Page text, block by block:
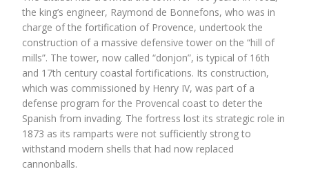
the king’s engineer, Raymond de Bonnefons, who was in
charge of the fortification of Provence, undertook the
construction of a massive defensive tower on the “hill of
mills”. The tower, now called “donjon”, is typical of 16th
and 17th century coastal fortifications. Its construction,
which was commissioned by Henry IV, was part of a
defense program for the Provencal coast to deter the
Spanish from invading. The fortress lost its strategic role in
1873 as its ramparts were not sufficiently strong to
withstand modern shells that had now replaced
cannonballs.